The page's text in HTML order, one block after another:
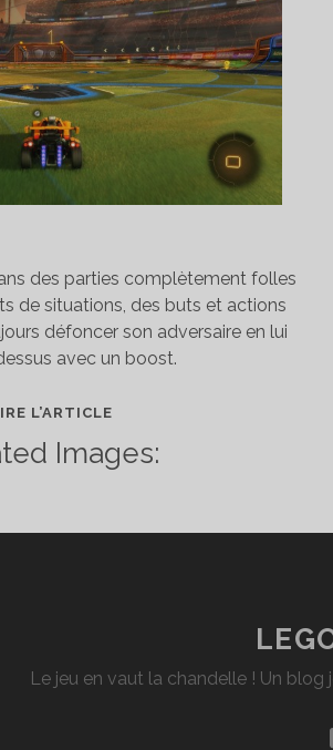
des parties complètement folles
de situations, des buts et actions
défoncer son adversaire en lui
avec un boost.
L’ARTICLE
ROCKET
Images:
Le jeu en vaut la chandelle ! Un